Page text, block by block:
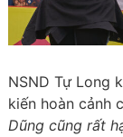
NSND Tự Long
kiến hoàn cảnh
Dũng cũng rất